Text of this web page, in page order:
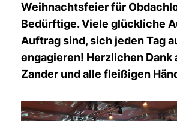
Weihnachtsfeier für
Bedürftige. Viele glückliche
Auftrag sind, sich jeden Tag
engagieren! Herzlichen Dank
Zander und alle fleißigen